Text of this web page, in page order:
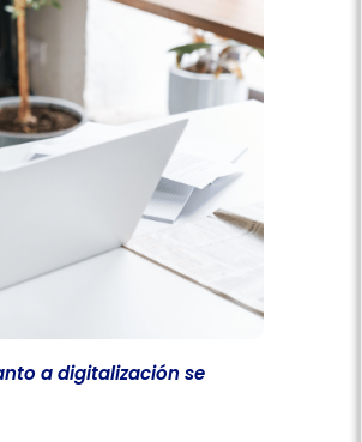
a digitalización se